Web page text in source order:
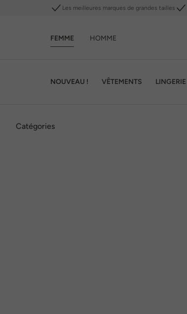
Les meilleures marques de grandes tailles
FEMME HOMME
NOUVEAU ! VÊTEMENTS LINGERIE
Catégories